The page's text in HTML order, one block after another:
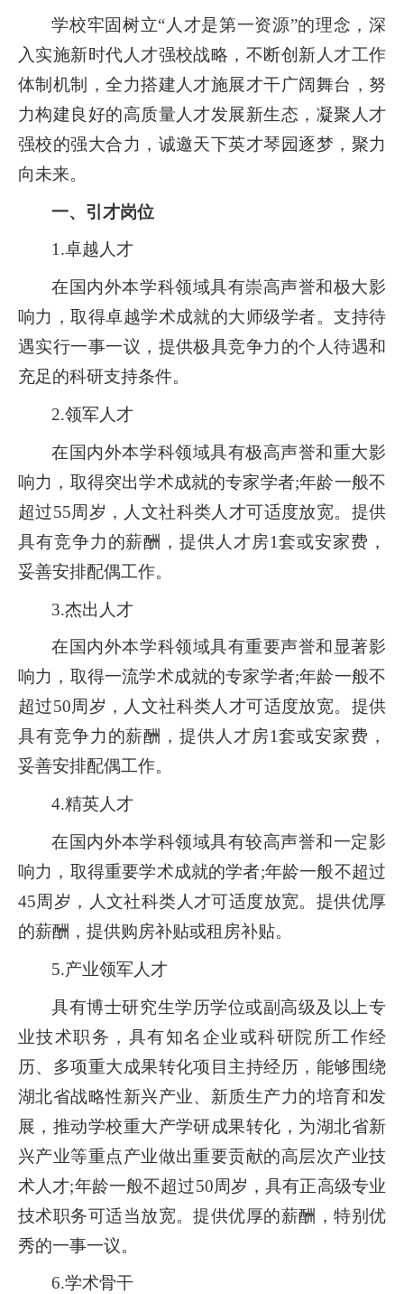
学校牢固树立“人才是第一资源”的理念，深
入实施新时代人才强校战略，不断创新人才工作
体制机制，全力搭建人才施展才干广阔舞台，努
力构建良好的高质量人才发展新生态，凝聚人才
强校的强大合力，诚邀天下英才琴园逐梦，聚力
向未来。
一、引才岗位
1.卓越人才
在国内外本学科领域具有崇高声誉和极大影
响力，取得卓越学术成就的大师级学者。支持待
遇实行一事一议，提供极具竞争力的个人待遇和
充足的科研支持条件。
2.领军人才
在国内外本学科领域具有极高声誉和重大影
响力，取得突出学术成就的专家学者;年龄一般不
超过55周岁，人文社科类人才可适度放宽。提供
具有竞争力的薪酬，提供人才房1套或安家费，
妥善安排配偶工作。
3.杰出人才
在国内外本学科领域具有重要声誉和显著影
响力，取得一流学术成就的专家学者;年龄一般不
超过50周岁，人文社科类人才可适度放宽。提供
具有竞争力的薪酬，提供人才房1套或安家费，
妥善安排配偶工作。
4.精英人才
在国内外本学科领域具有较高声誉和一定影
响力，取得重要学术成就的学者;年龄一般不超过
45周岁，人文社科类人才可适度放宽。提供优厚
的薪酬，提供购房补贴或租房补贴。
5.产业领军人才
具有博士研究生学历学位或副高级及以上专
业技术职务，具有知名企业或科研院所工作经
历、多项重大成果转化项目主持经历，能够围绕
湖北省战略性新兴产业、新质生产力的培育和发
展，推动学校重大产学研成果转化，为湖北省新
兴产业等重点产业做出重要贡献的高层次产业技
术人才;年龄一般不超过50周岁，具有正高级专业
技术职务可适当放宽。提供优厚的薪酬，特别优
秀的一事一议。
6.学术骨干